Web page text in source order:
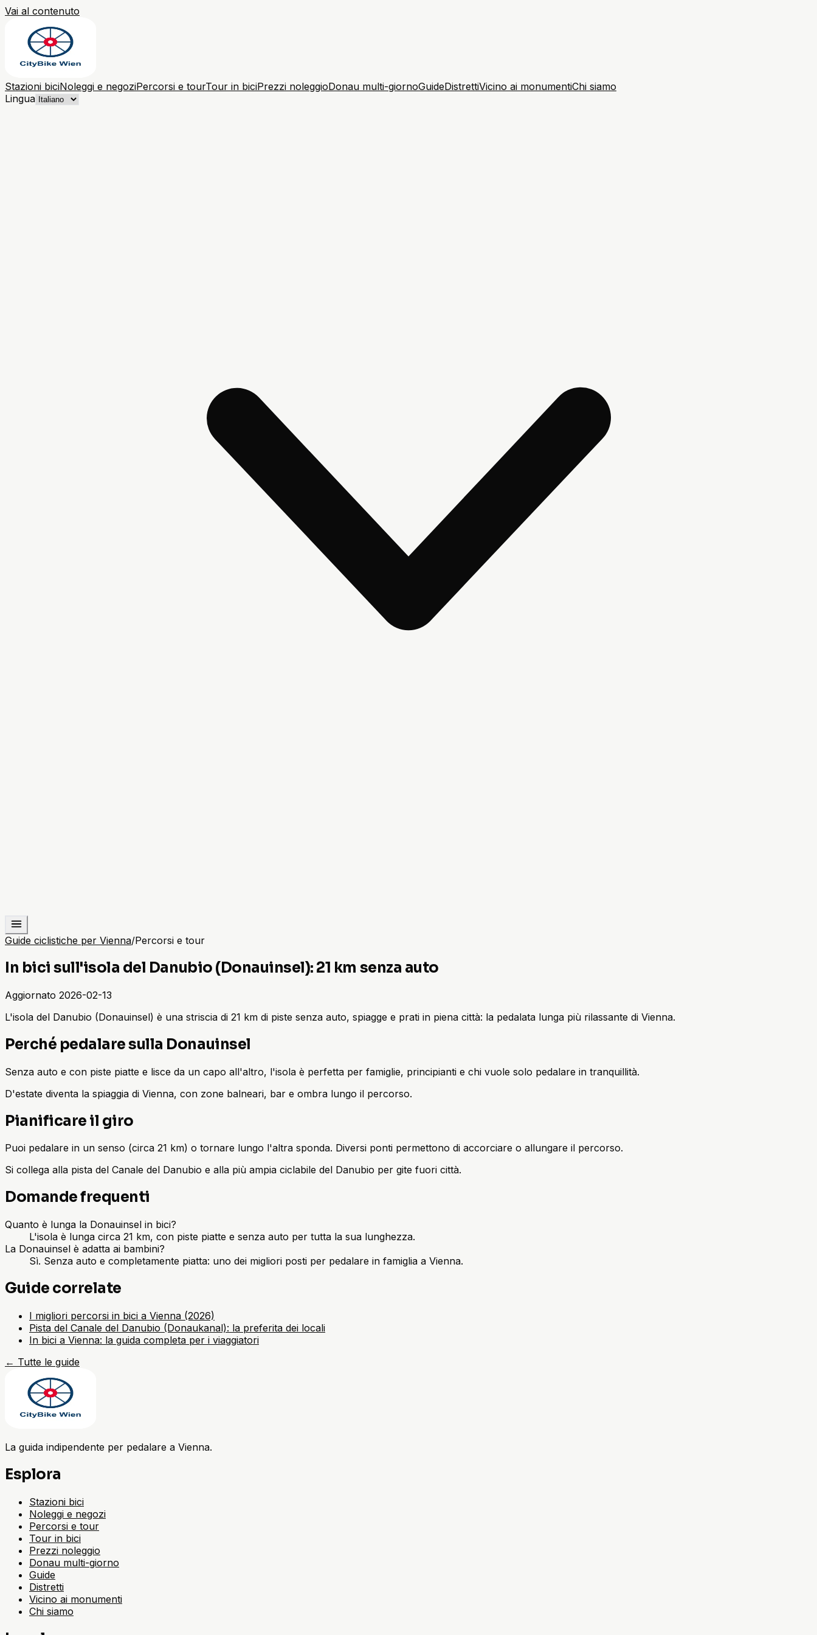
Vai al contenuto
Stazioni biciNoleggi e negoziPercorsi e tourTour in biciPrezzi noleggioDonau multi-giornoGuideDistrettiVicino ai monumentiChi siamo
Lingua
Guide ciclistiche per Vienna/Percorsi e tour
In bici sull'isola del Danubio (Donauinsel): 21 km senza auto
Aggiornato 2026-02-13
L'isola del Danubio (Donauinsel) è una striscia di 21 km di piste senza auto, spiagge e prati in piena città: la pedalata lunga più rilassante di Vienna.
Perché pedalare sulla Donauinsel
Senza auto e con piste piatte e lisce da un capo all'altro, l'isola è perfetta per famiglie, principianti e chi vuole solo pedalare in tranquillità.
D'estate diventa la spiaggia di Vienna, con zone balneari, bar e ombra lungo il percorso.
Pianificare il giro
Puoi pedalare in un senso (circa 21 km) o tornare lungo l'altra sponda. Diversi ponti permettono di accorciare o allungare il percorso.
Si collega alla pista del Canale del Danubio e alla più ampia ciclabile del Danubio per gite fuori città.
Domande frequenti
Quanto è lunga la Donauinsel in bici?
L'isola è lunga circa 21 km, con piste piatte e senza auto per tutta la sua lunghezza.
La Donauinsel è adatta ai bambini?
Sì. Senza auto e completamente piatta: uno dei migliori posti per pedalare in famiglia a Vienna.
Guide correlate
I migliori percorsi in bici a Vienna (2026)
Pista del Canale del Danubio (Donaukanal): la preferita dei locali
In bici a Vienna: la guida completa per i viaggiatori
← Tutte le guide
La guida indipendente per pedalare a Vienna.
Esplora
Stazioni bici
Noleggi e negozi
Percorsi e tour
Tour in bici
Prezzi noleggio
Donau multi-giorno
Guide
Distretti
Vicino ai monumenti
Chi siamo